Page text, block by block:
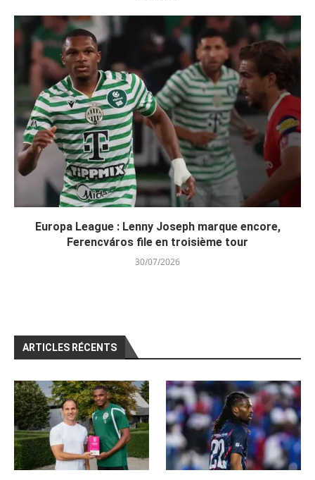
Europa League : Lenny Joseph marque encore,
Ferencváros file en troisième tour
30/07/2026
ARTICLES RÉCENTS